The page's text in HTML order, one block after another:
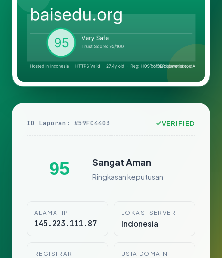
ID Laporan: #59FC4403 VERIFIED
95 Sangat Aman
Ringkasan keputusan
ALAMAT IP
145.223.111.87
LOKASI SERVER
Indonesia
REGISTRAR USIA DOMAIN